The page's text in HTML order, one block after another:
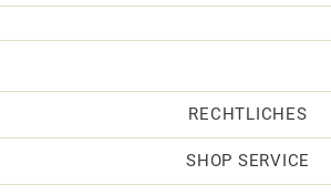
RECHTLICHES
SHOP SERVICE